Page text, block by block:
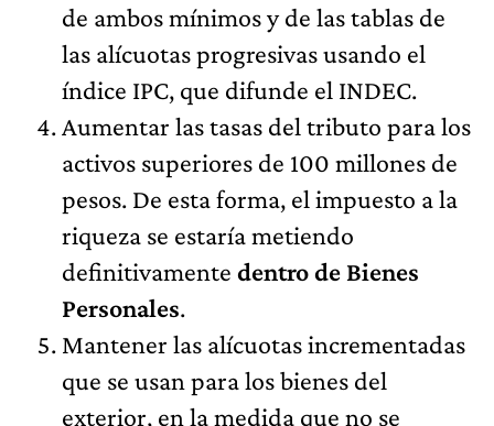
de ambos mínimos y de las tablas de
las alícuotas progresivas usando el
índice IPC, que difunde el INDEC.
Aumentar las tasas del tributo para los
activos superiores de 100 millones de
pesos. De esta forma, el impuesto a la
riqueza se estaría metiendo
definitivamente dentro de Bienes
Personales.
Mantener las alícuotas incrementadas
que se usan para los bienes del
exterior, en la medida que no se